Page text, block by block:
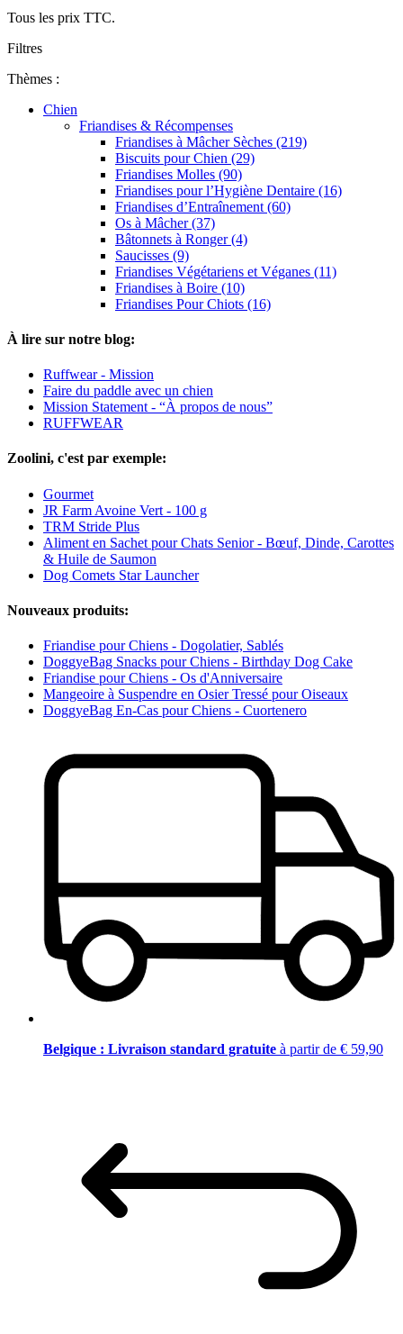
Tous les prix TTC.
Filtres
Thèmes :
Chien
Friandises & Récompenses
Friandises à Mâcher Sèches (219)
Biscuits pour Chien (29)
Friandises Molles (90)
Friandises pour l’Hygiène Dentaire (16)
Friandises d’Entraînement (60)
Os à Mâcher (37)
Bâtonnets à Ronger (4)
Saucisses (9)
Friandises Végétariens et Véganes (11)
Friandises à Boire (10)
Friandises Pour Chiots (16)
À lire sur notre blog:
Ruffwear - Mission
Faire du paddle avec un chien
Mission Statement - “À propos de nous”
RUFFWEAR
Zoolini, c'est par exemple:
Gourmet
JR Farm Avoine Vert - 100 g
TRM Stride Plus
Aliment en Sachet pour Chats Senior - Bœuf, Dinde, Carottes
& Huile de Saumon
Dog Comets Star Launcher
Nouveaux produits:
Friandise pour Chiens - Dogolatier, Sablés
DoggyeBag Snacks pour Chiens - Birthday Dog Cake
Friandise pour Chiens - Os d'Anniversaire
Mangeoire à Suspendre en Osier Tressé pour Oiseaux
DoggyeBag En-Cas pour Chiens - Cuortenero
Belgique : Livraison standard gratuite à partir de € 59,90